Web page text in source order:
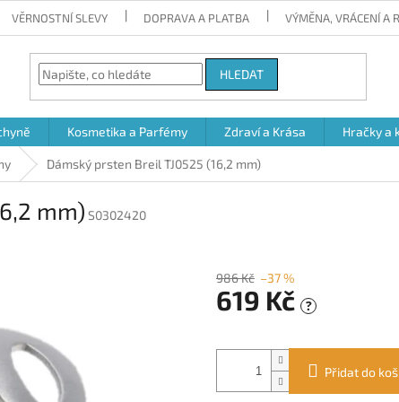
VĚRNOSTNÍ SLEVY DOPRAVA A PLATBA VÝMĚNA, VRÁCENÍ A
HLEDAT
Kosmetika a Parfémy Zdraví a Krása Hračky a
Dámský prsten Breil TJ0525 (16,2 mm)
mm) S0302420
986 Kč –37 %
619 Kč ?
cena:
Přidat do